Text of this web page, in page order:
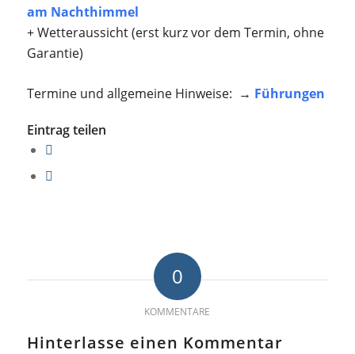
am Nachthimmel
+ Wetteraussicht (erst kurz vor dem Termin, ohne
Garantie)
Termine und allgemeine Hinweise: → Führungen
Eintrag teilen
0
KOMMENTARE
Hinterlasse einen Kommentar